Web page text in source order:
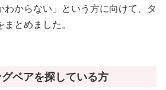
わからない」という方に向けて、タ
とめました。
ベアを探している方